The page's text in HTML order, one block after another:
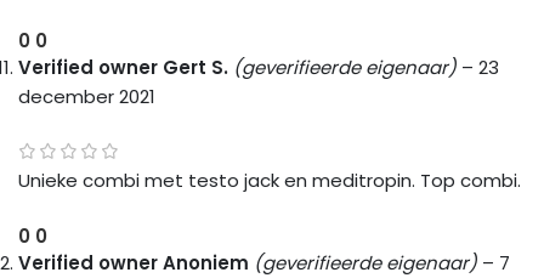
0 0
Verified owner Gert S. (geverifieerde eigenaar) – 23
december 2021
Unieke combi met testo jack en meditropin. Top combi.
0 0
Verified ownerAnoniem (geverifieerde eigenaar) – 7